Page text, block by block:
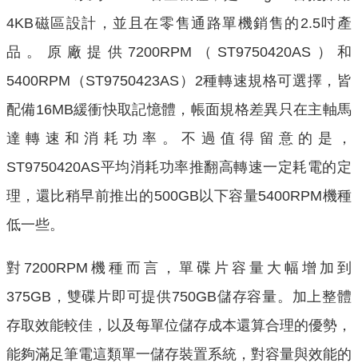
4KB磁區設計，並且在零售通路單機銷售的2.5吋產
品。原廠提供7200RPM（ST9750420AS）和
5400RPM（ST9750423AS）2種轉速規格可選擇，皆
配備16MB緩衝快取記憶體，帳面規格差異只在主軸馬
達轉速和消耗功率。不過值得留意的是，
ST9750420AS平均消耗功率推翻高轉速一定耗電的定
理，還比稍早前推出的500GB以下容量5400RPM機種
低一些。
對7200RPM機種而言，單碟片容量大幅增加到
375GB，雙碟片即可提供750GB儲存容量。加上整體
存取效能較佳，以及每單位儲存成本還算合理的優勢，
能夠滿足筆電這類單一儲存裝置系統，對容量與效能的